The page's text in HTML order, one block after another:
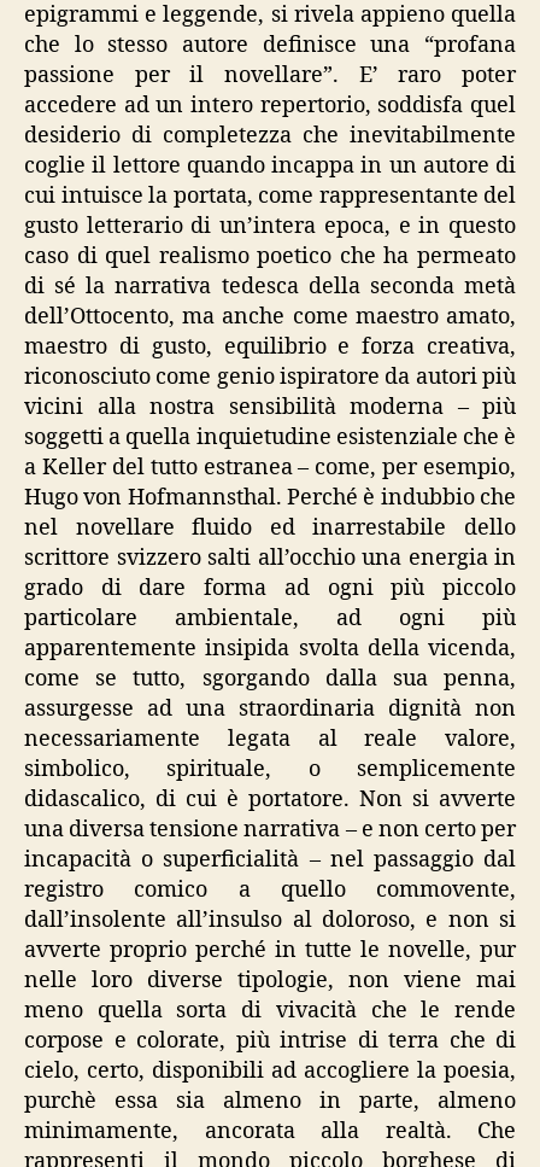
epigrammi e leggende, si rivela appieno quella
che lo stesso autore definisce una “profana
passione per il novellare”. E’ raro poter
accedere ad un intero repertorio, soddisfa quel
desiderio di completezza che inevitabilmente
coglie il lettore quando incappa in un autore di
cui intuisce la portata, come rappresentante del
gusto letterario di un’intera epoca, e in questo
caso di quel realismo poetico che ha permeato
di sé la narrativa tedesca della seconda metà
dell’Ottocento, ma anche come maestro amato,
maestro di gusto, equilibrio e forza creativa,
riconosciuto come genio ispiratore da autori più
vicini alla nostra sensibilità moderna – più
soggetti a quella inquietudine esistenziale che è
a Keller del tutto estranea – come, per esempio,
Hugo von Hofmannsthal. Perché è indubbio che
nel novellare fluido ed inarrestabile dello
scrittore svizzero salti all’occhio una energia in
grado di dare forma ad ogni più piccolo
particolare ambientale, ad ogni più
apparentemente insipida svolta della vicenda,
come se tutto, sgorgando dalla sua penna,
assurgesse ad una straordinaria dignità non
necessariamente legata al reale valore,
simbolico, spirituale, o semplicemente
didascalico, di cui è portatore. Non si avverte
una diversa tensione narrativa – e non certo per
incapacità o superficialità – nel passaggio dal
registro comico a quello commovente,
dall’insolente all’insulso al doloroso, e non si
avverte proprio perché in tutte le novelle, pur
nelle loro diverse tipologie, non viene mai
meno quella sorta di vivacità che le rende
corpose e colorate, più intrise di terra che di
cielo, certo, disponibili ad accogliere la poesia,
purchè essa sia almeno in parte, almeno
minimamente, ancorata alla realtà. Che